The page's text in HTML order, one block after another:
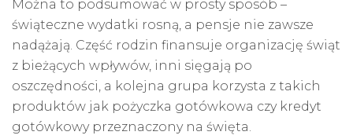
Można to podsumować w prosty sposób –
świąteczne wydatki rosną, a pensje nie zawsze
nadążają. Część rodzin finansuje organizację świąt
z bieżących wpływów, inni sięgają po
oszczędności, a kolejna grupa korzysta z takich
produktów jak pożyczka gotówkowa czy kredyt
gotówkowyprzeznaczony na święta.